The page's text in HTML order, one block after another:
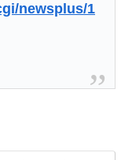
newsplus/1